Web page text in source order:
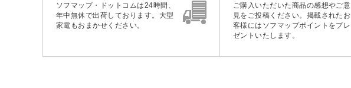
ソフマップ・ドットコムは24時間、
年中無休で出荷しております。大型
家電もおまかせください。
ご購入いただいた商品の感想やご意
見をご投稿ください。掲載されたお
客様にはソフマップポイントをプレ
ゼントいたします。